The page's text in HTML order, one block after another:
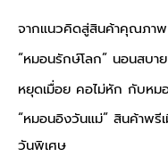
จากแนวคิดสู่สินค้าคุณภาพ
“หมอนรักษ์โลก” นอนสบา
หยุดเมื่อย คอไม่หัก กับหม
“หมอนอิงวันแม่” สินค้าพรี
วันพิเศษ